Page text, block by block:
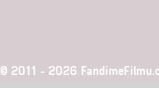
© 2011 - 2026